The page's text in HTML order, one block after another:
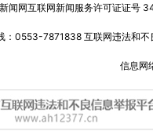
闻网互联网新闻服务许可证证号
：0553-7871838 互联网违法
信息网